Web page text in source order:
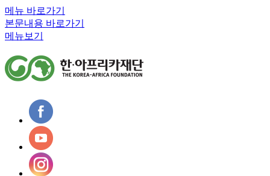
메뉴 바로가기
본문내용 바로가기
메뉴보기